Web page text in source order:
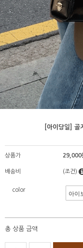
[아이당일]
상품가 29,000
배송비 (조건)
color 아이
총 상품 금액